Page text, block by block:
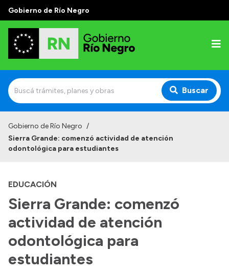
Gobierno de Río Negro
Buscar
Autoridades
Autoridades y Organismos
Discursos en la Legislatura
Casa de Gobierno
Acerca de Río Negro
Historia
Gobierno de Río Negro /
Sierra Grande: comenzó actividad de atención
odontológica para estudiantes
EDUCACIÓN
Sierra Grande: comenzó
actividad de atención
odontológica para
estudiantes